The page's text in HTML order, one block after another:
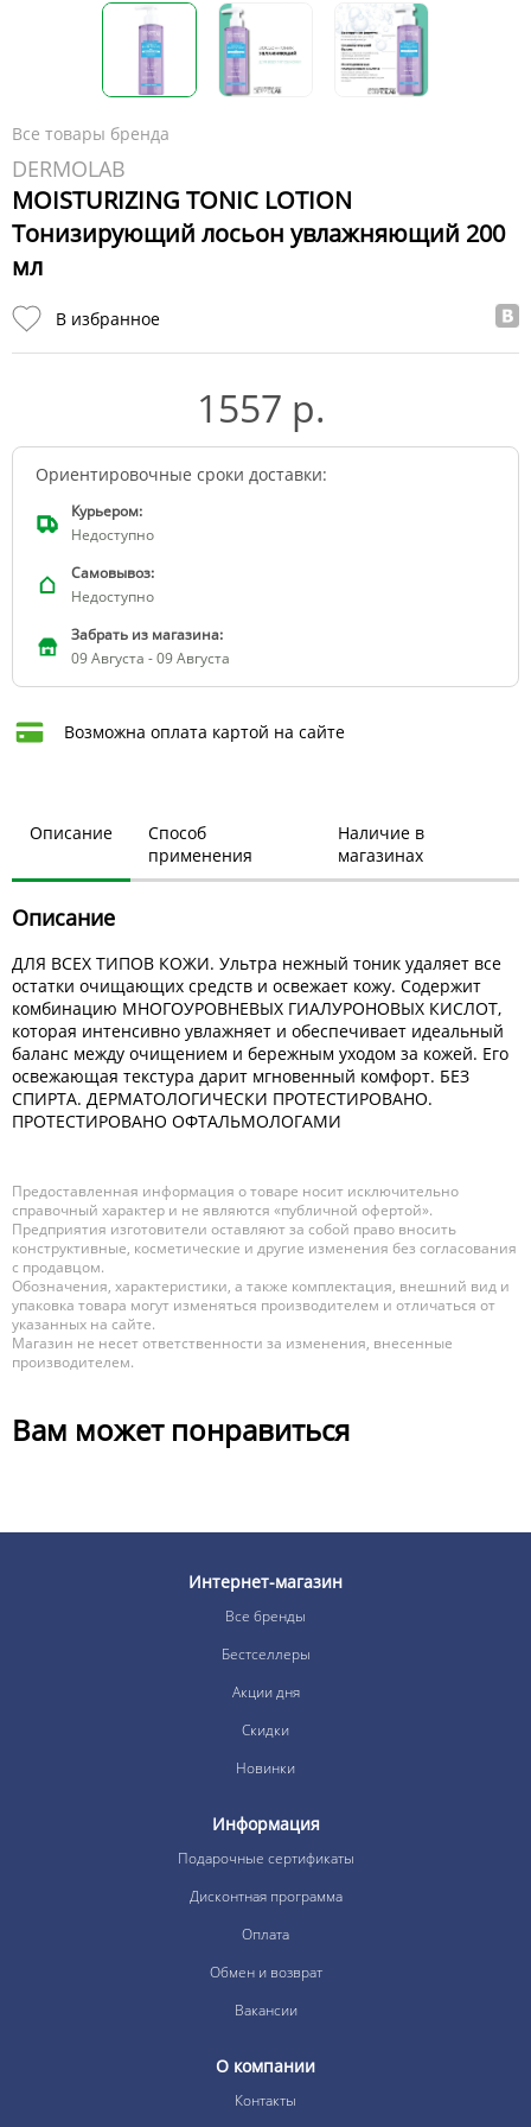
Все товары бренда
DERMOLAB
MOISTURIZING TONIC LOTION
Тонизирующий лосьон увлажняющий 200
мл
В избранное
1557 р.
Ориентировочные сроки доставки:
Курьером:
Недоступно
Самовывоз:
Недоступно
Забрать из магазина:
09 Августа - 09 Августа
Возможна оплата картой на сайте
Описание
Способ
применения
Наличие в
магазинах
Описание
ДЛЯ ВСЕХ ТИПОВ КОЖИ. Ультра нежный тоник удаляет все
остатки очищающих средств и освежает кожу. Содержит
комбинацию МНОГОУРОВНЕВЫХ ГИАЛУРОНОВЫХ КИСЛОТ,
которая интенсивно увлажняет и обеспечивает идеальный
баланс между очищением и бережным уходом за кожей. Его
освежающая текстура дарит мгновенный комфорт. БЕЗ
СПИРТА. ДЕРМАТОЛОГИЧЕСКИ ПРОТЕСТИРОВАНО.
ПРОТЕСТИРОВАНО ОФТАЛЬМОЛОГАМИ
Предоставленная информация о товаре носит исключительно
справочный характер и не являются «публичной офертой».
Предприятия изготовители оставляют за собой право вносить
конструктивные, косметические и другие изменения без согласования
с продавцом.
Обозначения, характеристики, а также комплектация, внешний вид и
упаковка товара могут изменяться производителем и отличаться от
указанных на сайте.
Магазин не несет ответственности за изменения, внесенные
производителем.
Вам может понравиться
Интернет-магазин
Все бренды
Бестселлеры
Акции дня
Скидки
Новинки
Информация
Подарочные сертификаты
Дисконтная программа
Оплата
Обмен и возврат
Вакансии
О компании
Контакты